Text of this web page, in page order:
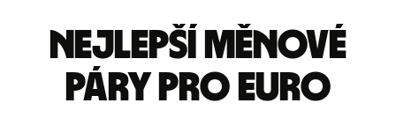
Nejlepší měnové
páry pro euro